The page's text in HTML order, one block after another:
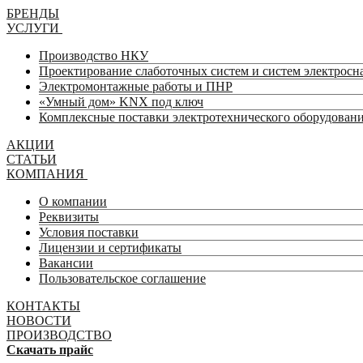
БРЕНДЫ
УСЛУГИ
Производство НКУ
Проектирование слаботочных систем и систем
Электромонтажные работы и ПНР
«Умный дом» KNX под ключ
Комплексные поставки электротехнического
АКЦИИ
СТАТЬИ
КОМПАНИЯ
О компании
Реквизиты
Условия поставки
Лицензии и сертификаты
Вакансии
Пользовательское соглашение
КОНТАКТЫ
НОВОСТИ
ПРОИЗВОДСТВО
Скачать прайс